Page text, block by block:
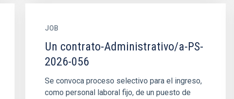
JOB
Un contrato-Administrativo/a-PS-
2026-056
Se convoca proceso selectivo para el ingreso,
como personal laboral fijo, de un puesto de